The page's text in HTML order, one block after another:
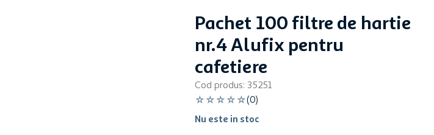
Pachet 100 filtre de hartie
nr.4 Alufix pentru
cafetiere
Cod produs: 35251
☆ ☆ ☆ ☆ ☆(0)
Nu este in stoc